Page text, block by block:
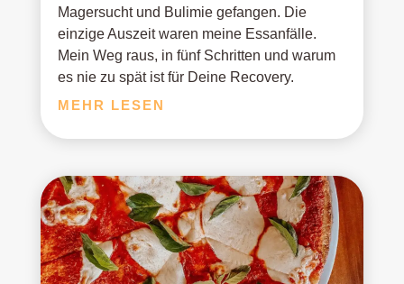
Magersucht und Bulimie gefangen. Die
einzige Auszeit waren meine Essanfälle.
Mein Weg raus, in fünf Schritten und warum
es nie zu spät ist für Deine Recovery.
MEHR LESEN